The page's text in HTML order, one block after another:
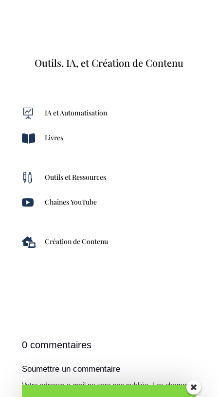
Outils, IA, et Création de Contenu
 IA et Automatisation
 Livres
 Outils et Ressources
 Chaînes YouTube
 Création de Contenu
0 commentaires
Soumettre un commentaire
Votre adresse e-mail ne sera pas publiée. Les champs